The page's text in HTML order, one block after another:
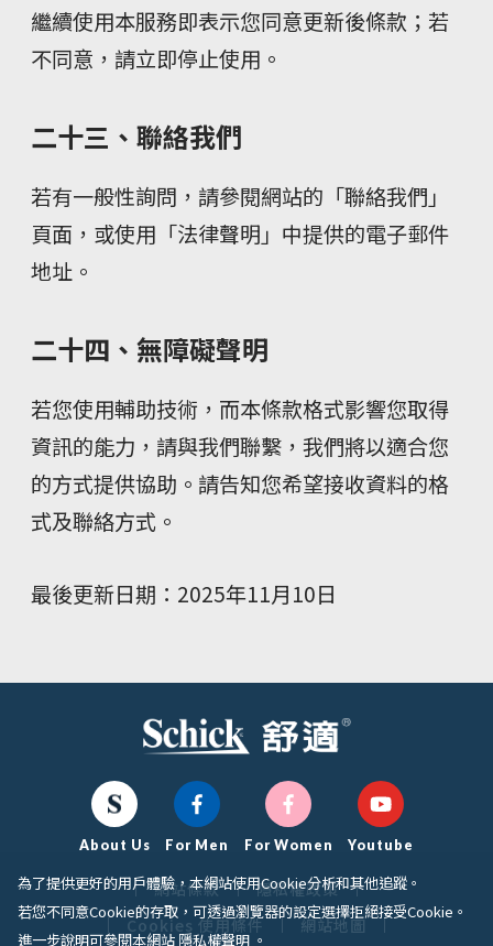
繼續使用本服務即表示您同意更新後條款；若
不同意，請立即停止使用。
二十三、聯絡我們
若有一般性詢問，請參閱網站的「聯絡我們」
頁面，或使用「法律聲明」中提供的電子郵件
地址。
二十四、無障礙聲明
若您使用輔助技術，而本條款格式影響您取得
資訊的能力，請與我們聯繫，我們將以適合您
的方式提供協助。請告知您希望接收資料的格
式及聯絡方式。
最後更新日期：2025年11月10日
About Us For Men For Women Youtube
網站條款
隱私權政策
Cookies 使用條件
網站地圖
為了提供更好的用戶體驗，本網站使用Cookie分析和其他追蹤。
若您不同意Cookie的存取，可透過瀏覽器的設定選擇拒絕接受Cookie。
進一步說明可參閱本網站 隱私權聲明。